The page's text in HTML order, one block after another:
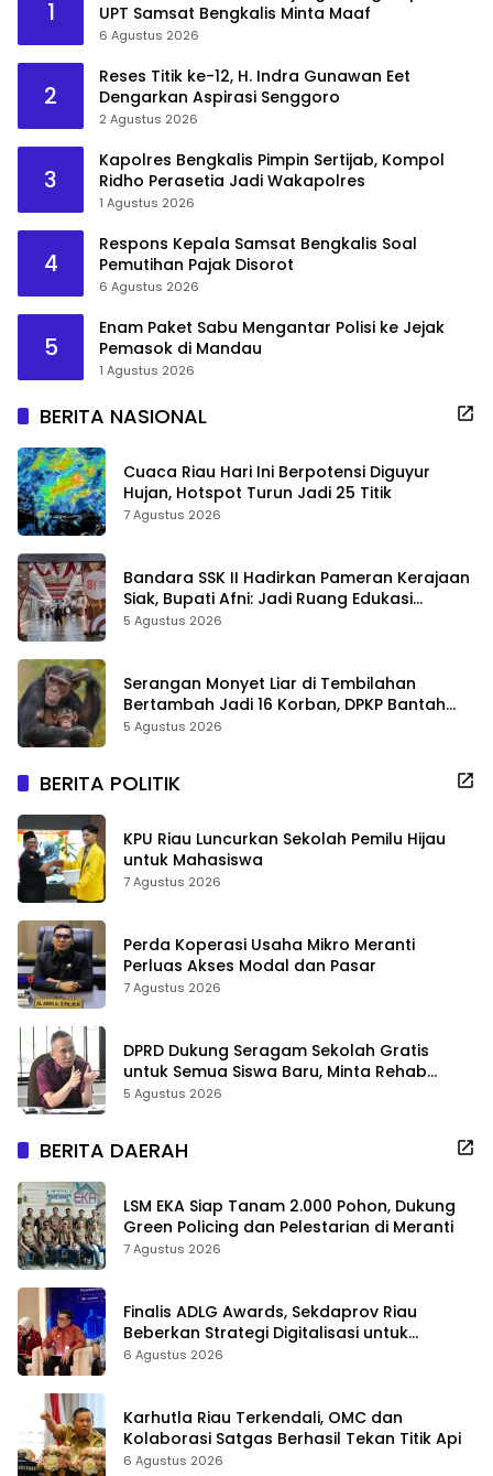
1
UPT Samsat Bengkalis Minta Maaf
6 Agustus 2026
2
Reses Titik ke-12, H. Indra Gunawan Eet
Dengarkan Aspirasi Senggoro
2 Agustus 2026
3
Kapolres Bengkalis Pimpin Sertijab, Kompol
Ridho Perasetia Jadi Wakapolres
1 Agustus 2026
4
Respons Kepala Samsat Bengkalis Soal
Pemutihan Pajak Disorot
6 Agustus 2026
5
Enam Paket Sabu Mengantar Polisi ke Jejak
Pemasok di Mandau
1 Agustus 2026
BERITA NASIONAL
Cuaca Riau Hari Ini Berpotensi Diguyur
Hujan, Hotspot Turun Jadi 25 Titik
7 Agustus 2026
Bandara SSK II Hadirkan Pameran Kerajaan
Siak, Bupati Afni: Jadi Ruang Edukasi
Sejarah Riau
5 Agustus 2026
Serangan Monyet Liar di Tembilahan
Bertambah Jadi 16 Korban, DPKP Bantah
Video Gerombolan Viral
5 Agustus 2026
BERITA POLITIK
KPU Riau Luncurkan Sekolah Pemilu Hijau
untuk Mahasiswa
7 Agustus 2026
Perda Koperasi Usaha Mikro Meranti
Perluas Akses Modal dan Pasar
7 Agustus 2026
DPRD Dukung Seragam Sekolah Gratis
untuk Semua Siswa Baru, Minta Rehab
Sekolah Jangan Dikurangi
5 Agustus 2026
BERITA DAERAH
LSM EKA Siap Tanam 2.000 Pohon, Dukung
Green Policing dan Pelestarian di Meranti
7 Agustus 2026
Finalis ADLG Awards, Sekdaprov Riau
Beberkan Strategi Digitalisasi untuk
Tingkatkan Layanan Publik
6 Agustus 2026
Karhutla Riau Terkendali, OMC dan
Kolaborasi Satgas Berhasil Tekan Titik Api
6 Agustus 2026